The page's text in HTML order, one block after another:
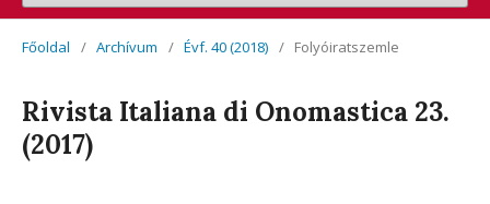
Főoldal / Archívum / Évf. 40 (2018) / Folyóiratszemle
Rivista Italiana di Onomastica 23.
(2017)